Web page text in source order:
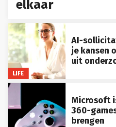
elkaar
LIFE
AI-
je kansen
uit
Microsoft
360-
brengen